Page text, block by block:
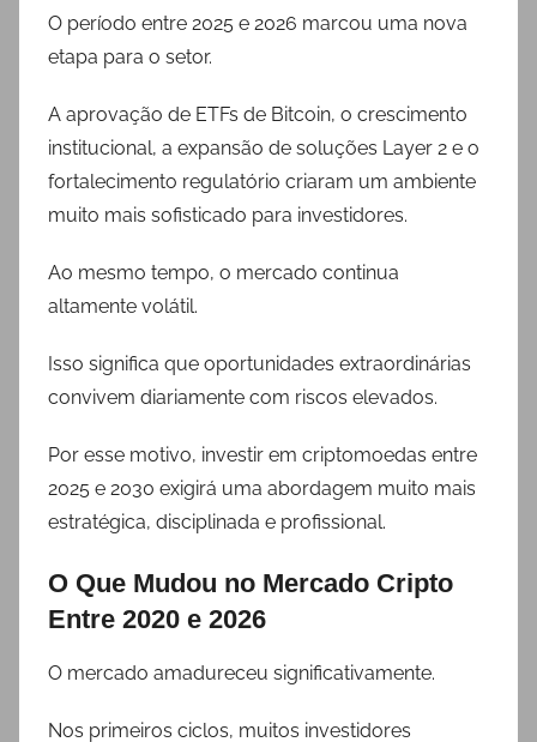
O período entre 2025 e 2026 marcou uma nova
etapa para o setor.
A aprovação de ETFs de Bitcoin, o crescimento
institucional, a expansão de soluções Layer 2 e o
fortalecimento regulatório criaram um ambiente
muito mais sofisticado para investidores.
Ao mesmo tempo, o mercado continua
altamente volátil.
Isso significa que oportunidades extraordinárias
convivem diariamente com riscos elevados.
Por esse motivo, investir em criptomoedas entre
2025 e 2030 exigirá uma abordagem muito mais
estratégica, disciplinada e profissional.
O Que Mudou no Mercado Cripto
Entre 2020 e 2026
O mercado amadureceu significativamente.
Nos primeiros ciclos, muitos investidores